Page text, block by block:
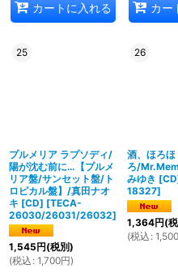
カートに入れる カー
25
プルメリア ラプソディ/
陽が沈む前に…【プルメ
リア盤/サンセット盤/ト
ロピカル盤】/真田ナオ
キ [CD] [TECA-
26030/26031/26032]
1,545円(税別)
(税込 : 1,700円)
26
酒、ほろほ
ろ/
みゆき
18327]
1,364円(
(税込 : 1,500